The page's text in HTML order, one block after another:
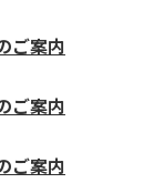
ご案内
ご案内
ご案内